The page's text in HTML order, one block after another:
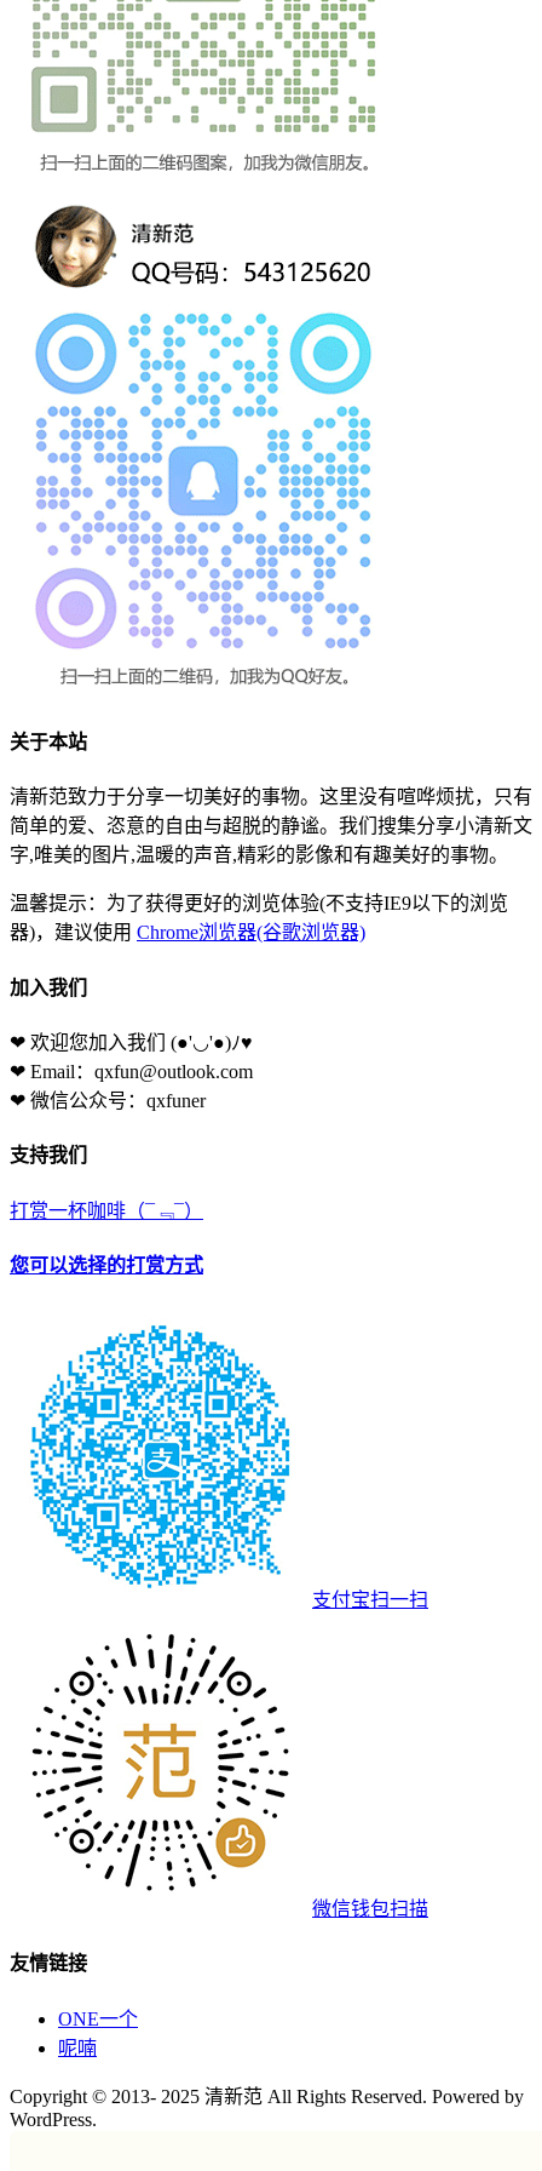
关于本站
清新范致力于分享一切美好的事物。这里没有喧哗烦扰，只有
简单的爱、恣意的自由与超脱的静谧。我们搜集分享小清新文
字,唯美的图片,温暖的声音,精彩的影像和有趣美好的事物。
温馨提示：为了获得更好的浏览体验(不支持IE9以下的浏览
器)，建议使用 Chrome浏览器(谷歌浏览器)
加入我们
❤ 欢迎您加入我们 (●'◡'●)ﾉ♥
❤ Email：qxfun@outlook.com
❤ 微信公众号：qxfuner
支持我们
打赏一杯咖啡 （¯﹃¯）
您可以选择的打赏方式
支付宝扫一扫
微信钱包扫描
友情链接
ONE一个
呢喃
Copyright © 2013- 2025 清新范 All Rights Reserved. Powered by
WordPress.